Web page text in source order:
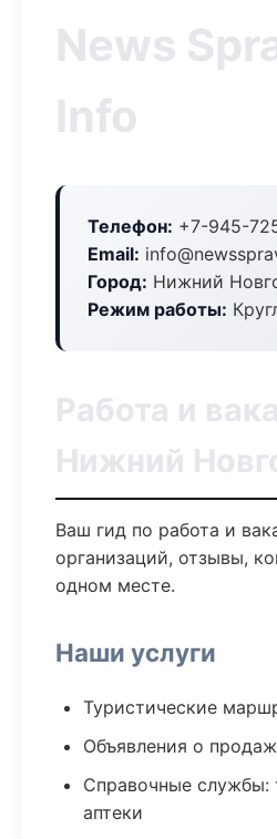
News
Info
Телефон: +7-945-
Email:
Город: Нижний
Режим работы:
Работа и
Нижний
Ваш гид по работа и
организаций, отзывы,
одном месте.
Наши услуги
Туристические
Объявления о
Справочные службы:
аптеки